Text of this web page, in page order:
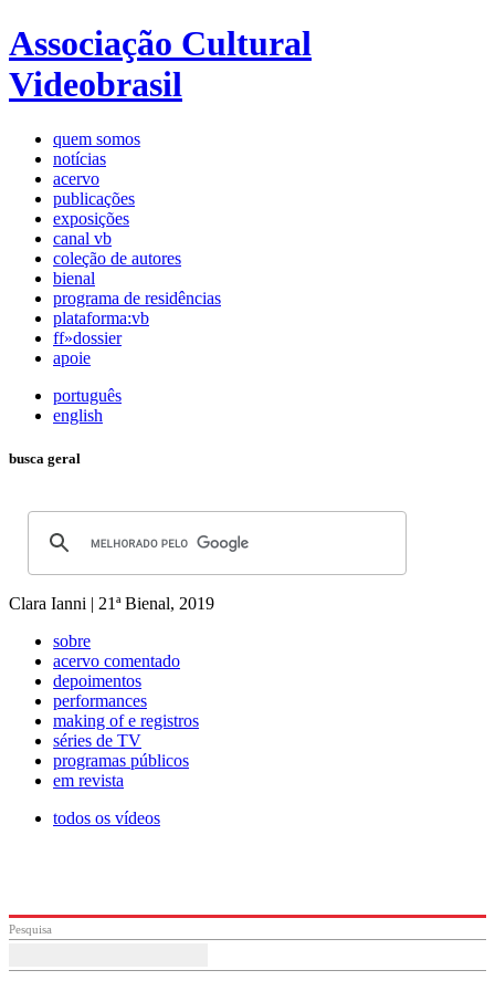
Associação Cultural
Videobrasil
quem somos
notícias
acervo
publicações
exposições
canal vb
coleção de autores
bienal
programa de residências
plataforma:vb
ff»dossier
apoie
português
english
busca geral
Clara Ianni | 21ª Bienal, 2019
sobre
acervo comentado
depoimentos
performances
making of e registros
séries de TV
programas públicos
em revista
todos os vídeos
Pesquisa